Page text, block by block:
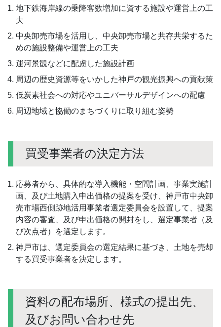
地下鉄海岸線の乗降客数増加に資する施設や運営上の工
夫
中央卸売市場を活用し、中央卸売市場と共存共栄するた
めの施設整備や運営上の工夫
運河景観などに配慮した施設計画
周辺の歴史資源等をいかした神戸の観光振興への貢献策
低炭素社会への対応やユニバーサルデザインへの配慮
周辺地域と協働のまちづくりに取り組む姿勢
買受事業者の決定方法
応募者から、具体的な導入機能・空間計画、事業実施計
画、及び土地購入申出価格の提案を受け、神戸市中央卸
売市場西側跡地活用事業者選定委員会を設置して、提案
内容の審査、及び申出価格の開封をし、選定事業者（及
び次点者）を選定します。
神戸市は、選定委員会の選定結果に基づき、土地を売却
する買受事業者を決定します。
資料の配布場所、様式の提出先、
及びお問い合わせ先